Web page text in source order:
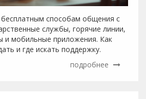
способам общения с
службы, горячие линии,
и мобильные приложения. Как
и где искать поддержку.
подробнее